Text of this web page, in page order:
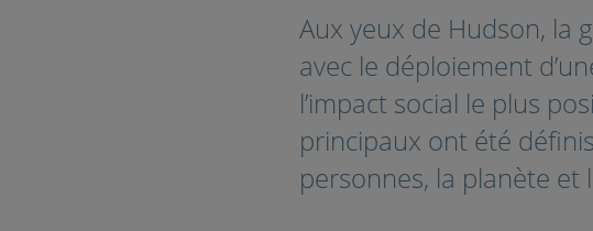
Aux yeux de Hudson, la
avec le déploiement
l’impact social le plus
principaux ont été
personnes, la planète et